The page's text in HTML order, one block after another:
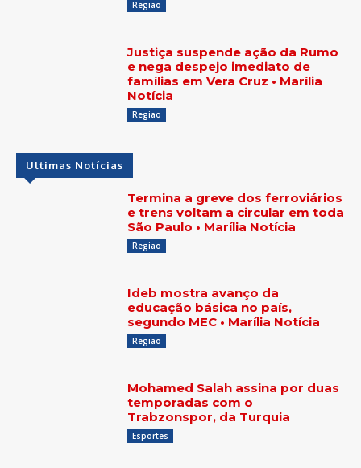
Regiao
Justiça suspende ação da Rumo
e nega despejo imediato de
famílias em Vera Cruz • Marília
Notícia
Regiao
Ultimas Notícias
Termina a greve dos ferroviários
e trens voltam a circular em toda
São Paulo • Marília Notícia
Regiao
Ideb mostra avanço da
educação básica no país,
segundo MEC • Marília Notícia
Regiao
Mohamed Salah assina por duas
temporadas com o
Trabzonspor, da Turquia
Esportes